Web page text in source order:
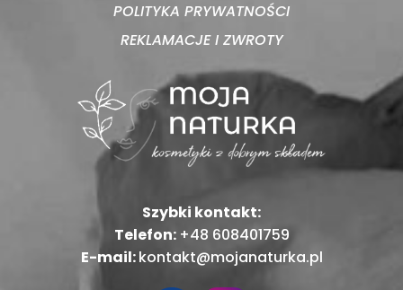
POLITYKA PRYWATNOŚCI
REKLAMACJE I ZWROTY
Szybki kontakt:
Telefon: +48 608401759
E-mail:kontakt@mojanaturka.pl